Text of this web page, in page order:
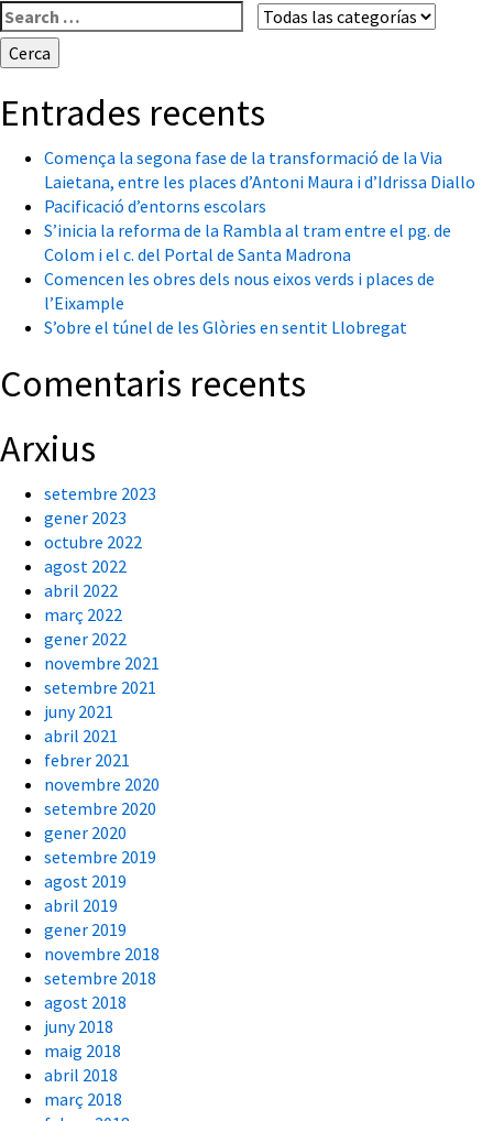
Cerca:
Entrades recents
Comença la segona fase de la transformació de la Via
Laietana, entre les places d’Antoni Maura i d’Idrissa Diallo
Pacificació d’entorns escolars
S’inicia la reforma de la Rambla al tram entre el pg. de
Colom i el c. del Portal de Santa Madrona
Comencen les obres dels nous eixos verds i places de
l’Eixample
S’obre el túnel de les Glòries en sentit Llobregat
Comentaris recents
Arxius
setembre 2023
gener 2023
octubre 2022
agost 2022
abril 2022
març 2022
gener 2022
novembre 2021
setembre 2021
juny 2021
abril 2021
febrer 2021
novembre 2020
setembre 2020
gener 2020
setembre 2019
agost 2019
abril 2019
gener 2019
novembre 2018
setembre 2018
agost 2018
juny 2018
maig 2018
abril 2018
març 2018